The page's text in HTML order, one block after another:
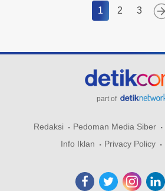
1 2 3
part of
Redaksi Pedoman Media Siber
Info Iklan
Privacy Policy